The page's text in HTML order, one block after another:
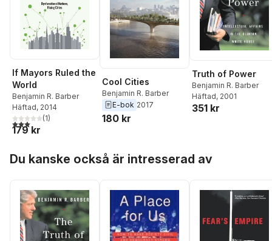
If Mayors Ruled the
World
Benjamin R. Barber
Häftad, 2014
3,0utav 5 stjärnor. Totalt antal röster:
(1)
179 kr
Cool Cities
Benjamin R. Barber
E-bok 2017
180 kr
Truth of Power
Benjamin R. Barber
Häftad, 2001
351 kr
Du kanske också är intresserad av